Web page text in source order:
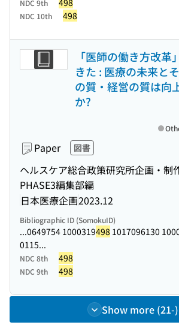
NDC 9th 498
NDC 10th 498
「医師の働き方改革
きた : 医療の未来と
の質・経営の質は向
か?
Paper 図書
ヘルスケア総合政策研究所企画・制
PHASE3編集部編
日本医療企画2023.12
Bibliographic ID (SomokuID)
...0649754 1000319498 1017096130
0115...
NDC 8th 498
NDC 9th 498
Show more (21-)